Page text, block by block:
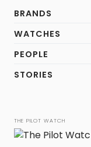
BRANDS
WATCHES
PEOPLE
STORIES
THE PILOT WATCH